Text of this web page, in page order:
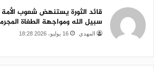
قائد الثورة يستنهض شعوب الأمة
سبيل الله ومواجهة الطغاة
المهدي 16 يوليو، 2026 18:28